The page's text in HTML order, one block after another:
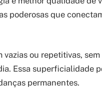
poderosas que
ou repetitivas,
Essa superficialidade
permanentes.